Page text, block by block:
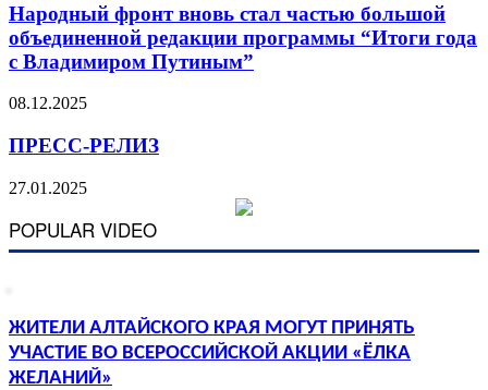
Народный фронт вновь стал частью большой
объединенной редакции программы “Итоги года
с Владимиром Путиным”
08.12.2025
ПРЕСС-РЕЛИЗ
27.01.2025
POPULAR VIDEO
ЖИТЕЛИ АЛТАЙСКОГО КРАЯ МОГУТ ПРИНЯТЬ
УЧАСТИЕ ВО ВСЕРОССИЙСКОЙ АКЦИИ «ЁЛКА
ЖЕЛАНИЙ»